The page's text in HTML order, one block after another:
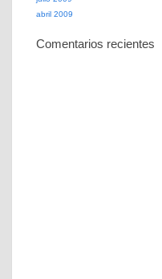
abril 2009
Comentarios recientes